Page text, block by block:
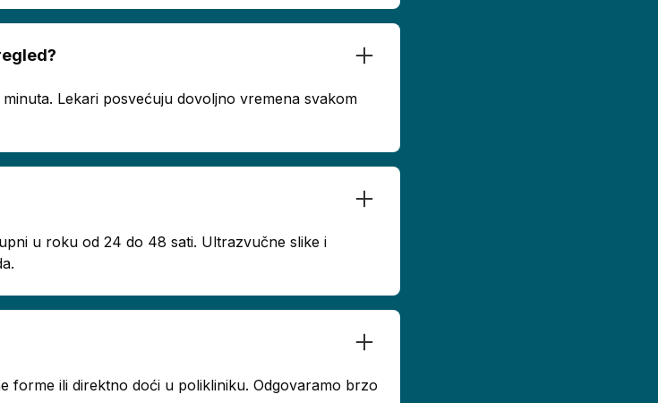
Lekari posvećuju dovoljno vremena svakom
u roku od 24 do 48 sati. Ultrazvučne slike i
forme ili direktno doći u polikliniku. Odgovaramo brzo